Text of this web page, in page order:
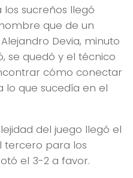
sucreños llegó
que de un
Devia, minuto
se quedó y el técnico
cómo conectar
lo que sucedía en el
del juego llegó el
tercero para los
el 3-2 a favor.